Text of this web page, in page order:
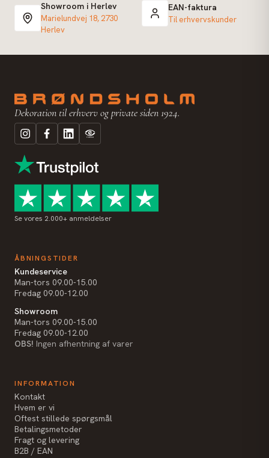
Showroom i Herlev
Marielundvej 18, 2730
Herlev
EAN-faktura
Til erhvervskunder
Dekoration til erhverv og private siden 1924.
Se vores 2.000+ anmeldelser
ÅBNINGSTIDER
Kundeservice
Man-tors 09.00-15.00
Fredag 09.00-12.00
Showroom
Man-tors 09.00-15.00
Fredag 09.00-12.00
OBS! Ingen afhentning af varer
INFORMATION
Kontakt
Hvem er vi
Oftest stillede spørgsmål
Betalingsmetoder
Fragt og levering
B2B / EAN